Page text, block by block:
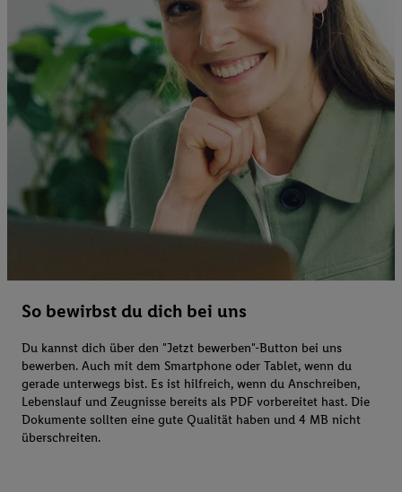
So bewirbst du dich bei uns
Du kannst dich über den "Jetzt bewerben"-Button bei uns
bewerben. Auch mit dem Smartphone oder Tablet, wenn du
gerade unterwegs bist. Es ist hilfreich, wenn du Anschreiben,
Lebenslauf und Zeugnisse bereits als PDF vorbereitet hast. Die
Dokumente sollten eine gute Qualität haben und 4 MB nicht
überschreiten.